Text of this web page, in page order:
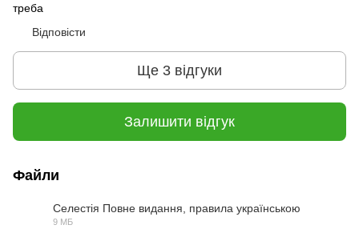
треба
Відповісти
Ще 3 відгуки
Залишити відгук
Файли
Селестія Повне видання, правила українською
9 МБ